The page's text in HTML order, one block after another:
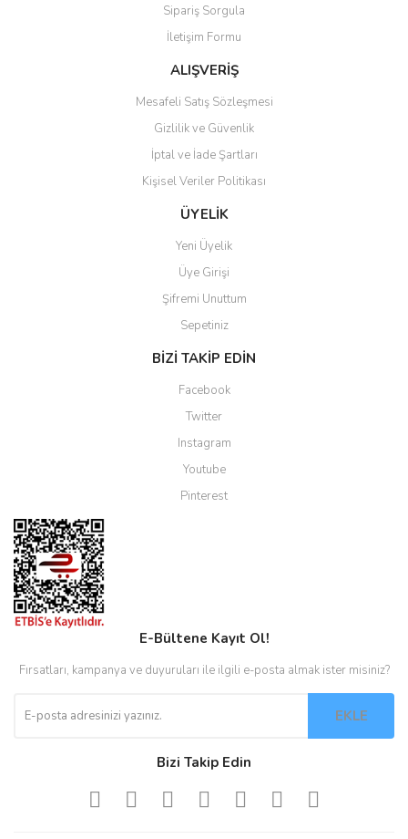
Ürün bilgilerinde hatalar bulunuyor.
Ürün fiyatı diğer sitelerden daha pahalı.
Bu ürüne benzer farklı alternatifler olmalı.
Gönder
Sipariş Sorgula
İletişim Formu
ALIŞVERİŞ
Mesafeli Satış Sözleşmesi
Gizlilik ve Güvenlik
İptal ve İade Şartları
Kişisel Veriler Politikası
ÜYELİK
Yeni Üyelik
Üye Girişi
Şifremi Unuttum
Sepetiniz
BİZİ TAKİP EDİN
Facebook
Twitter
Instagram
Youtube
Pinterest
E-Bültene Kayıt Ol!
Fırsatları, kampanya ve duyuruları ile ilgili e-posta almak ister misiniz?
EKLE
Bizi Takip Edin